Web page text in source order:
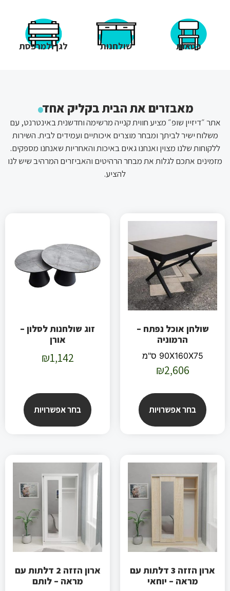
כסאות שולחנות לגן ולמרפסת
מאבזרים את הבית בקליק אחד
.
אתר ״דיזיין שופ״ מציע חווית קנייה מרשימה וחדשנית באינטרנט, עם
משלוח ישיר לביתך ומבחר מוצרים איכותיים ועמידים לבית. השירות
ללקוחות שלנו מצוין ואנחנו גאים באיכות והאחריות שאנחנו מספקים.
מזמינים אתכם לגלות את מבחר הרהיטים והאביזרים המרהיב שיש לנו
להציע.
שולחן אוכל נפתח –
הרמוניה
90X160X75 ס"מ
₪2,606
בחר אפשרויות
זוג שולחנות לסלון –
אורן
₪1,142
בחר אפשרויות
ארון הזזה 3 דלתות עם
מראה – יוחאי
ארון הזזה 2 דלתות עם
מראה – לותם